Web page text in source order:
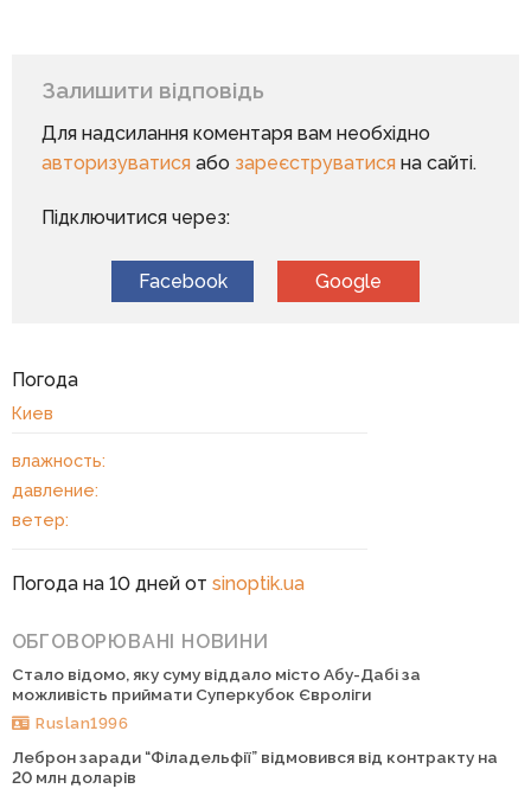
Залишити відповідь
Для надсилання коментаря вам необхідно
авторизуватисяабо зареєструватисяна сайті.
Підключитися через:
Facebook Google
Погода
Киев
влажность:
давление:
ветер:
Погода на 10 дней от sinoptik.ua
ОБГОВОРЮВАНІ НОВИНИ
Стало відомо, яку суму віддало місто Абу-Дабі за
можливість приймати Суперкубок Євроліги
Ruslan1996
Леброн заради “Філадельфії” відмовився від контракту на
20 млн доларів